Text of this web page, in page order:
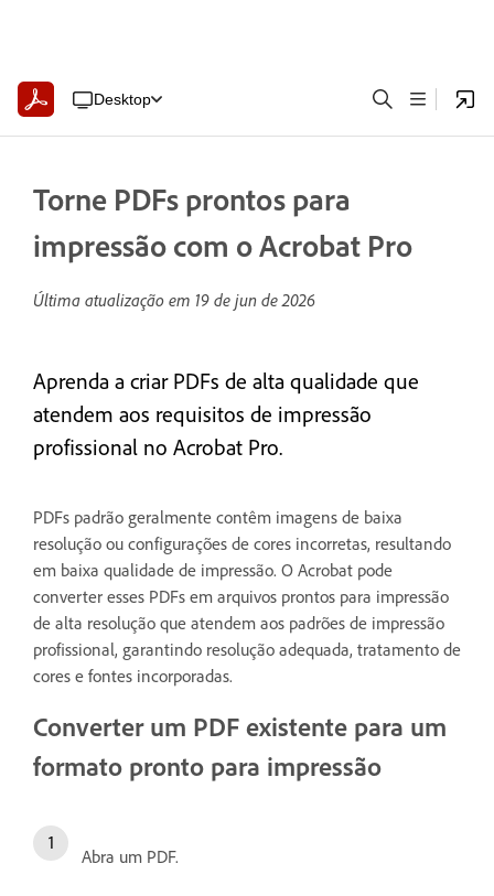
Desktop
Torne PDFs prontos para
impressão com o Acrobat Pro
Última atualização em 19 de jun de 2026
Aprenda a criar PDFs de alta qualidade que
atendem aos requisitos de impressão
profissional no Acrobat Pro.
PDFs padrão geralmente contêm imagens de baixa
resolução ou configurações de cores incorretas, resultando
em baixa qualidade de impressão. O Acrobat pode
converter esses PDFs em arquivos prontos para impressão
de alta resolução que atendem aos padrões de impressão
profissional, garantindo resolução adequada, tratamento de
cores e fontes incorporadas.
Converter um PDF existente para um
formato pronto para impressão
Abra um PDF.